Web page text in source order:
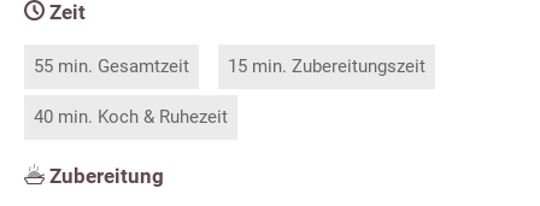
Zeit
55 min. Gesamtzeit 15 min. Zubereitungszeit
40 min. Koch & Ruhezeit
Zubereitung